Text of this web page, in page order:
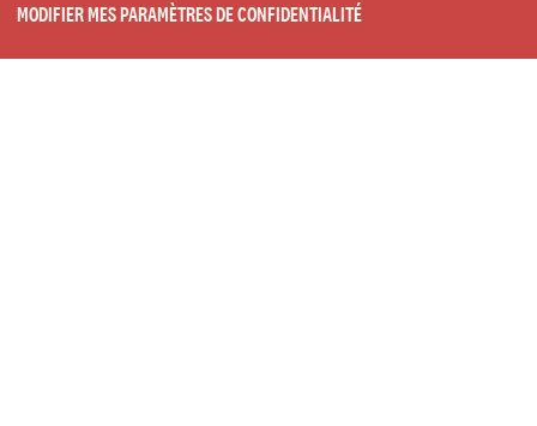
MODIFIER MES PARAMÈTRES DE CONFIDENTIALITÉ